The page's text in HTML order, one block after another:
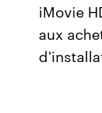
iMovie
aux